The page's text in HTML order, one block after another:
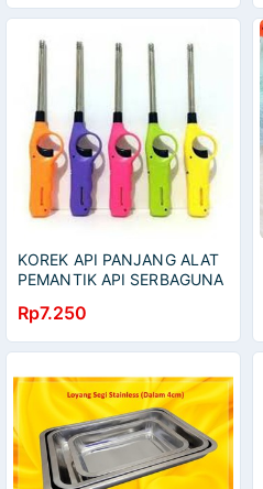
KOREK API PANJANG ALAT
PEMANTIK API SERBAGUNA
Rp7.250